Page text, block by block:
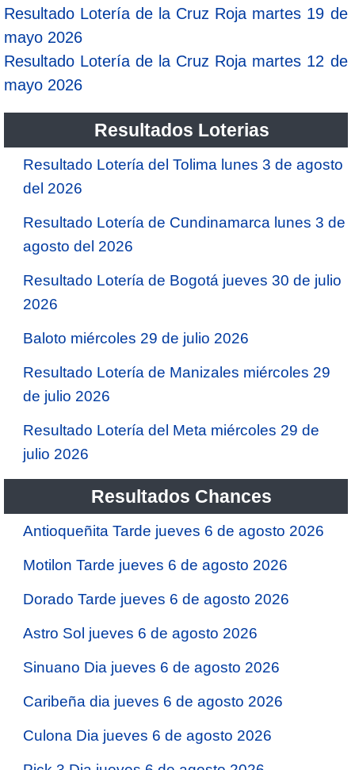
Resultado Lotería de la Cruz Roja martes 19 de
mayo 2026
Resultado Lotería de la Cruz Roja martes 12 de
mayo 2026
Resultados Loterias
Resultado Lotería del Tolima lunes 3 de agosto
del 2026
Resultado Lotería de Cundinamarca lunes 3 de
agosto del 2026
Resultado Lotería de Bogotá jueves 30 de julio
2026
Baloto miércoles 29 de julio 2026
Resultado Lotería de Manizales miércoles 29
de julio 2026
Resultado Lotería del Meta miércoles 29 de
julio 2026
Resultados Chances
Antioqueñita Tarde jueves 6 de agosto 2026
Motilon Tarde jueves 6 de agosto 2026
Dorado Tarde jueves 6 de agosto 2026
Astro Sol jueves 6 de agosto 2026
Sinuano Dia jueves 6 de agosto 2026
Caribeña dia jueves 6 de agosto 2026
Culona Dia jueves 6 de agosto 2026